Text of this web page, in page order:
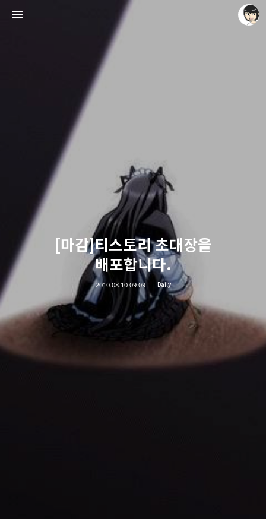
[마감]티스토리 초대장을
배포합니다.
2010.08.10 09:09 Daily